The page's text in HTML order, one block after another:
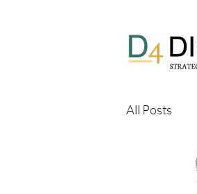
All Posts